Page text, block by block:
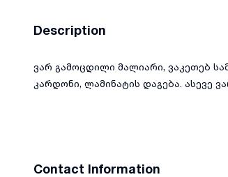
Description
ვარ გამოცდილი მალიარი, ვაკეთებ
კარდონი, ლამინატის დაგება. ასევე
Contact Information